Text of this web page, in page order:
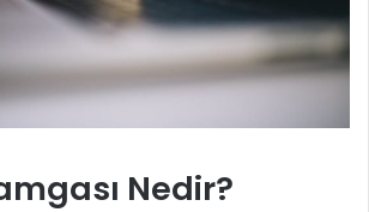
Nedir?